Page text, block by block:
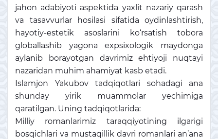
jahon adabiyoti aspektida yaxlit nazariy qarash
va tasavvurlar hosilasi sifatida oydinlashtirish,
hayotiy-estetik asoslarini ko‘rsatish tobora
globallashib yagona expsixologik maydonga
aylanib borayotgan davrimiz ehtiyoji nuqtayi
nazaridan muhim ahamiyat kasb etadi.
Islamjon Yakubov tadqiqotlari sohadagi ana
shunday yirik muammolar yechimiga
qaratilgan. Uning tadqiqotlarida:
Milliy romanlarimiz taraqqiyotining ilgarigi
bosqichlari va mustaqillik davri romanlari an’ana